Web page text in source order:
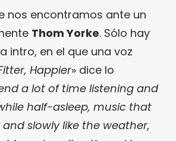
nos encontramos ante un
Thom Yorke. Sólo hay
intro, en el que una voz
Happier» dice lo
a lot of time listening and
half-asleep, music that
slowly like the weather,